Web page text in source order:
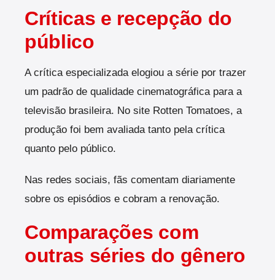
Críticas e recepção do
público
A crítica especializada elogiou a série por trazer
um padrão de qualidade cinematográfica para a
televisão brasileira. No site Rotten Tomatoes, a
produção foi bem avaliada tanto pela crítica
quanto pelo público.
Nas redes sociais, fãs comentam diariamente
sobre os episódios e cobram a renovação.
Comparações com
outras séries do gênero